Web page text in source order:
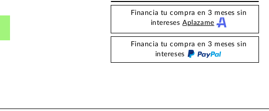
Financia tu compra en 3 meses sin
interesesAplazame
Financia tu compra en 3 meses sin
intereses